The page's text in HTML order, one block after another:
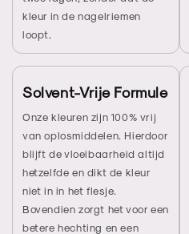
kleur in de nagelriemen
loopt.
Solvent-Vrije Formule
Onze kleuren zijn 100% vrij
van oplosmiddelen. Hierdoor
blijft de vloeibaarheid altijd
hetzelfde en dikt de kleur
niet in in het flesje.
Bovendien zorgt het voor een
betere hechting en een